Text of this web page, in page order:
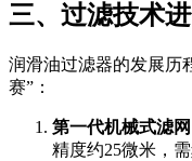
三、过滤技术
润滑油过滤器的发展历
赛”：
第一代机械式滤网
精度约25微米，